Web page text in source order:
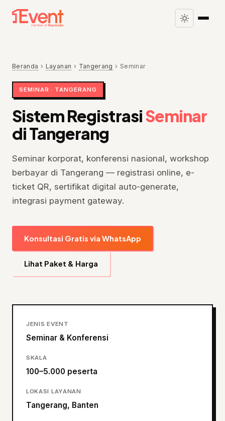
Beranda › Layanan › Tangerang › Seminar
SEMINAR · TANGERANG
Sistem RegistrasiSeminar
di Tangerang
Seminar korporat, konferensi nasional, workshop
berbayar di Tangerang — registrasi online, e-
ticket QR, sertifikat digital auto-generate,
integrasi payment gateway.
Konsultasi Gratis via WhatsApp
Lihat Paket & Harga
JENIS EVENT
Seminar & Konferensi
SKALA
100–5.000 peserta
LOKASI LAYANAN
Tangerang, Banten